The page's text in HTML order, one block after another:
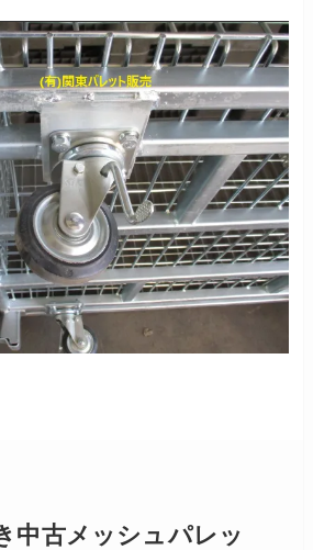
中古メッシュパレッ